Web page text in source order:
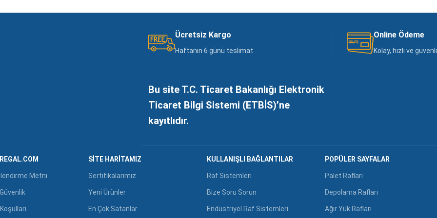
Ücretsiz Kargo
Haftanın 6 günü teslimat
Bu site T.C. Ticaret Bakanlığı Elektronik
Ticaret Bilgi Sistemi (ETBİS)’ne
kayıtlıdır.
Online Ödeme
Kolay, hızlı ve
Metni
SITE HARITAMIZ
Sertifikalarımız
Yeni Ürünler
En Çok Satanlar
KULLANIŞLI BAĞLANTILAR
Raf Sistemleri
Bize Soru Sorun
Endüstriyel Raf Sistemleri
POPÜLER SAYFALAR
Palet Rafları
Depolama Rafları
Ağır Yük Rafları